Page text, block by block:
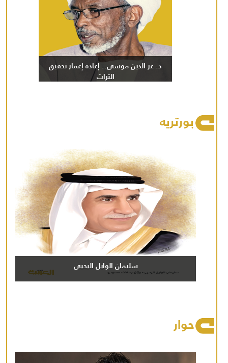
د. عز الدين موسى.. إعادة إعمار تحقيق
التراث
بورتريه
سليمان الوايل اليحيى
حوار